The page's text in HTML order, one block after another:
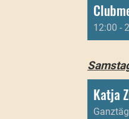
12:00 -
Katja